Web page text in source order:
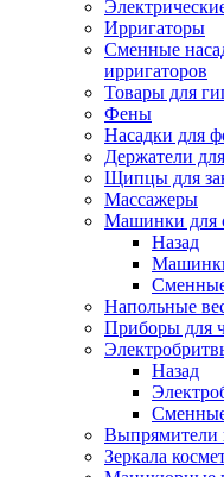
Ирригаторы
Сменные
ирригаторов
Товары для
Фены
Насадки для
Держатели
Щипцы для
Массажеры
Машинки для
Назад
Напольные
Приборы для
Назад
Выпрямители
Зеркала